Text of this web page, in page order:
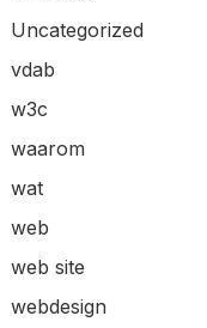
Uncategorized
vdab
w3c
waarom
wat
web
web site
webdesign